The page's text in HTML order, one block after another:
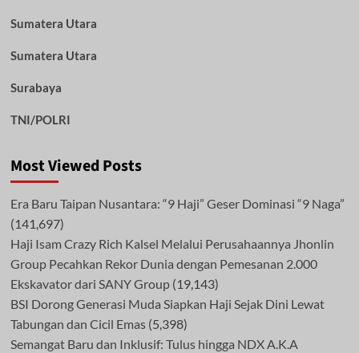
Sumatera Utara
Sumatera Utara
Surabaya
TNI/POLRI
Most Viewed Posts
Era Baru Taipan Nusantara: “9 Haji” Geser Dominasi “9 Naga”
(141,697)
Haji Isam Crazy Rich Kalsel Melalui Perusahaannya Jhonlin
Group Pecahkan Rekor Dunia dengan Pemesanan 2.000
Ekskavator dari SANY Group (19,143)
BSI Dorong Generasi Muda Siapkan Haji Sejak Dini Lewat
Tabungan dan Cicil Emas (5,398)
Semangat Baru dan Inklusif: Tulus hingga NDX A.K.A